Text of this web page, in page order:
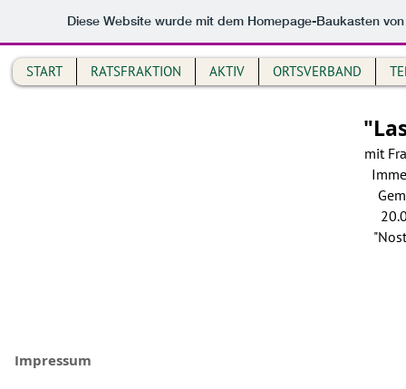
Diese Website wurde mit dem Homepage-Baukasten
START RATSFRAKTION AKTIV ORTSVERBAND
mit
Impressum